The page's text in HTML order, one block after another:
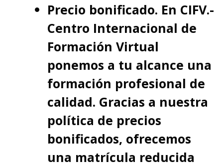
Precio bonificado. En CIFV.-
Centro Internacional de
Formación Virtual
ponemos a tu alcance una
formación profesional de
calidad. Gracias a nuestra
política de precios
bonificados, ofrecemos
una matrícula reducida